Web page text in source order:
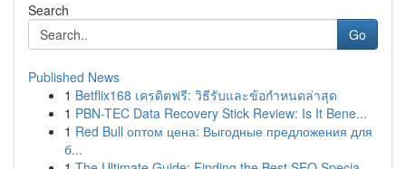
Search
Go
Published News
1 Betflix168 เครดิตฟรี: วิธีรับและข้อกำหนดล่าสุด
1 PBN-TEC Data Recovery Stick Review: Is It Bene...
1 Red Bull оптом цена: Выгодные предложения для
б...